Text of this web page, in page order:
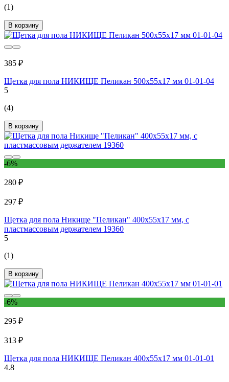
(1)
В корзину
385 ₽
Щетка для пола НИКИЩЕ Пеликан 500х55х17 мм 01-01-04
5
(4)
В корзину
-6%
280 ₽
297 ₽
Щетка для пола Никище "Пеликан" 400x55x17 мм, с
пластмассовым держателем 19360
5
(1)
В корзину
-6%
295 ₽
313 ₽
Щетка для пола НИКИЩЕ Пеликан 400х55х17 мм 01-01-01
4.8